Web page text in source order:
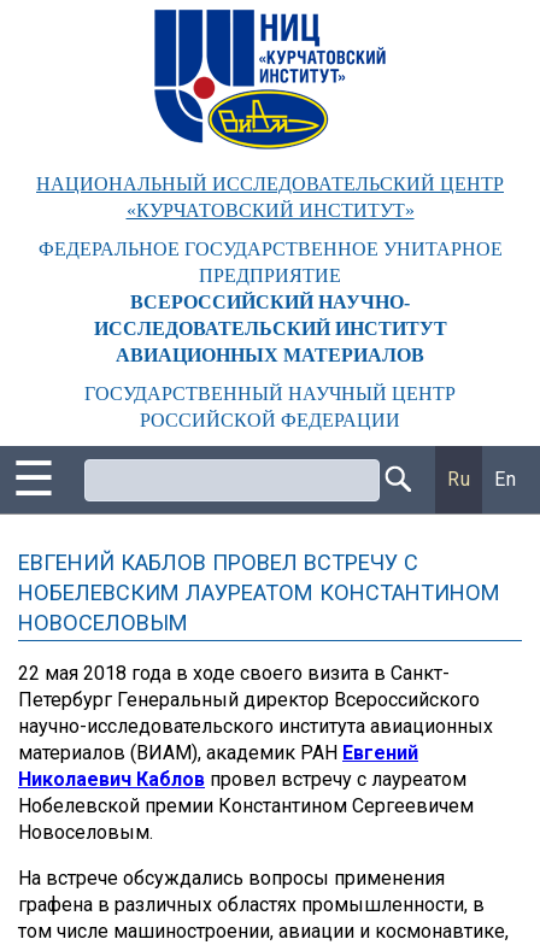
НАЦИОНАЛЬНЫЙ ИССЛЕДОВАТЕЛЬСКИЙ ЦЕНТР
«КУРЧАТОВСКИЙ ИНСТИТУТ»
ФЕДЕРАЛЬНОЕ ГОСУДАРСТВЕННОЕ УНИТАРНОЕ
ПРЕДПРИЯТИЕ
ВСЕРОССИЙСКИЙ НАУЧНО-
ИССЛЕДОВАТЕЛЬСКИЙ ИНСТИТУТ
АВИАЦИОННЫХ МАТЕРИАЛОВ
ГОСУДАРСТВЕННЫЙ НАУЧНЫЙ ЦЕНТР
РОССИЙСКОЙ ФЕДЕРАЦИИ
☰ Ru En
ЕВГЕНИЙ КАБЛОВ ПРОВЕЛ ВСТРЕЧУ С
НОБЕЛЕВСКИМ ЛАУРЕАТОМ КОНСТАНТИНОМ
НОВОСЕЛОВЫМ
22 мая 2018 года в ходе своего визита в Санкт-
Петербург Генеральный директор Всероссийского
научно-исследовательского института авиационных
материалов (ВИАМ), академик РАН Евгений
Николаевич Каблов провел встречу с лауреатом
Нобелевской премии Константином Сергеевичем
Новоселовым.
На встрече обсуждались вопросы применения
графена в различных областях промышленности, в
том числе машиностроении, авиации и космонавтике,